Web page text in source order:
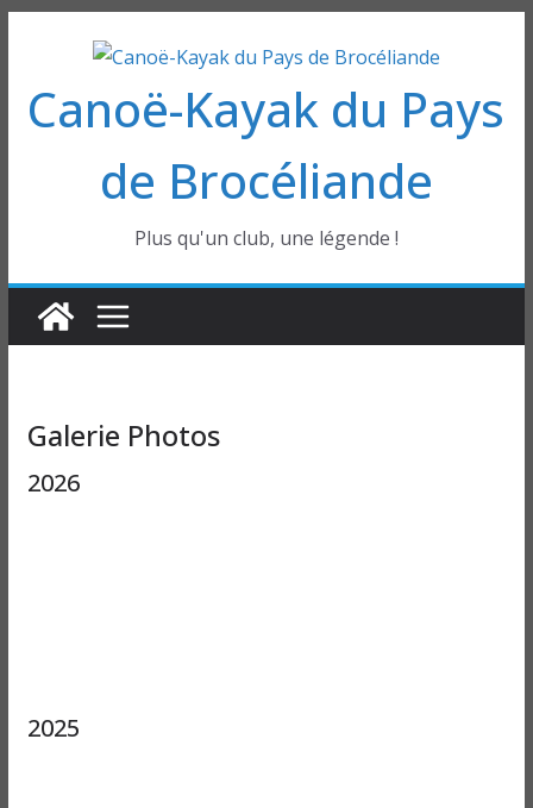
contenu
Canoë-Kayak du Pays
de Brocéliande
Plus qu'un club, une légende !
Galerie Photos
2026
2025